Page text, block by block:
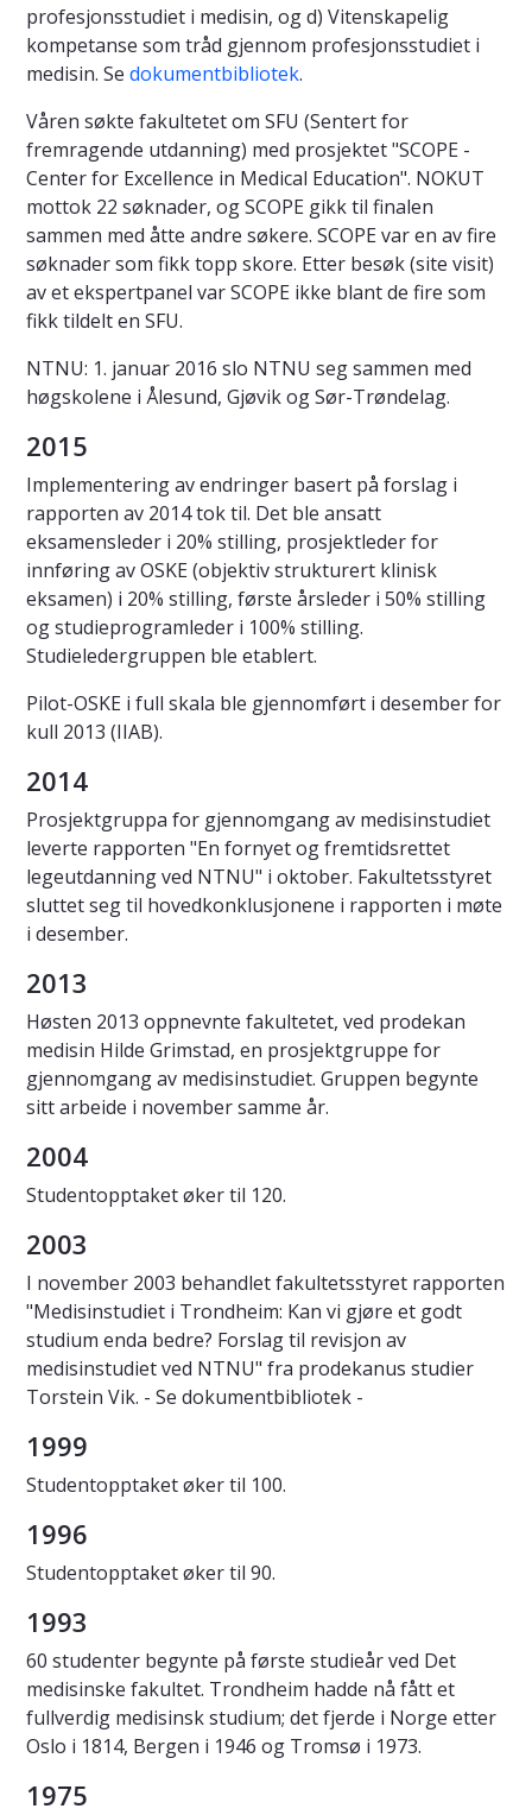
profesjonsstudiet i medisin, og d) Vitenskapelig
kompetanse som tråd gjennom profesjonsstudiet i
medisin. Se dokumentbibliotek.
Våren søkte fakultetet om SFU (Sentert for
fremragende utdanning) med prosjektet "SCOPE -
Center for Excellence in Medical Education". NOKUT
mottok 22 søknader, og SCOPE gikk til finalen
sammen med åtte andre søkere. SCOPE var en av fire
søknader som fikk topp skore. Etter besøk (site visit)
av et ekspertpanel var SCOPE ikke blant de fire som
fikk tildelt en SFU.
NTNU: 1. januar 2016 slo NTNU seg sammen med
høgskolene i Ålesund, Gjøvik og Sør-Trøndelag.
2015
Implementering av endringer basert på forslag i
rapporten av 2014 tok til. Det ble ansatt
eksamensleder i 20% stilling, prosjektleder for
innføring av OSKE (objektiv strukturert klinisk
eksamen) i 20% stilling, første årsleder i 50% stilling
og studieprogramleder i 100% stilling.
Studieledergruppen ble etablert.
Pilot-OSKE i full skala ble gjennomført i desember for
kull 2013 (IIAB).
2014
Prosjektgruppa for gjennomgang av medisinstudiet
leverte rapporten "En fornyet og fremtidsrettet
legeutdanning ved NTNU" i oktober. Fakultetsstyret
sluttet seg til hovedkonklusjonene i rapporten i møte
i desember.
2013
Høsten 2013 oppnevnte fakultetet, ved prodekan
medisin Hilde Grimstad, en prosjektgruppe for
gjennomgang av medisinstudiet. Gruppen begynte
sitt arbeide i november samme år.
2004
Studentopptaket øker til 120.
2003
I november 2003 behandlet fakultetsstyret rapporten
"Medisinstudiet i Trondheim: Kan vi gjøre et godt
studium enda bedre? Forslag til revisjon av
medisinstudiet ved NTNU" fra prodekanus studier
Torstein Vik. - Se dokumentbibliotek -
1999
Studentopptaket øker til 100.
1996
Studentopptaket øker til 90.
1993
60 studenter begynte på første studieår ved Det
medisinske fakultet. Trondheim hadde nå fått et
fullverdig medisinsk studium; det fjerde i Norge etter
Oslo i 1814, Bergen i 1946 og Tromsø i 1973.
1975